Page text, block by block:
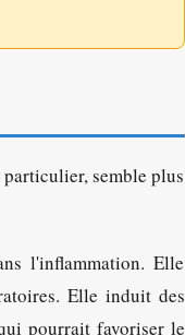
semble plus
l'inflammation. Elle
Elle induit des
pourrait favoriser le